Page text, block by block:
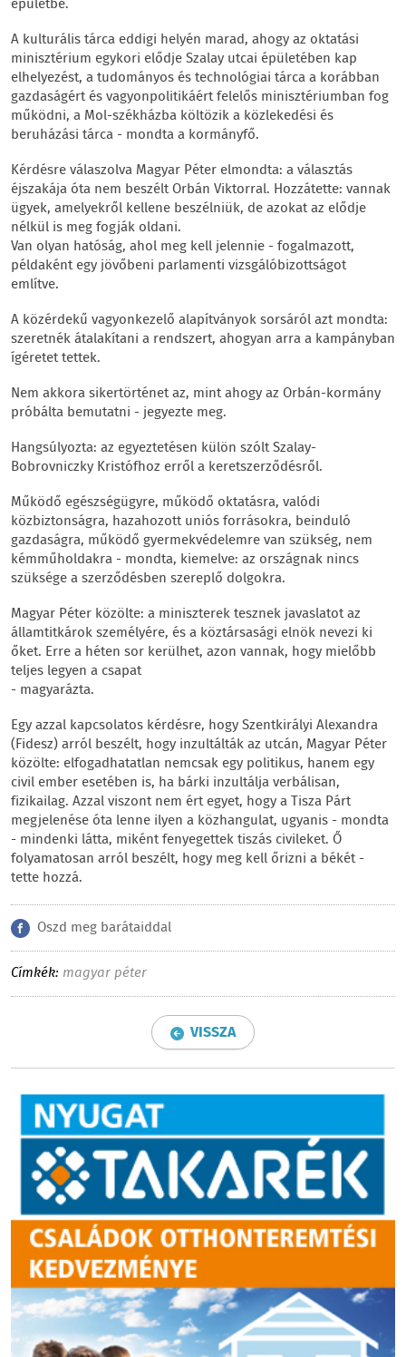
A kulturális tárca eddigi helyén marad, ahogy az oktatási
minisztérium egykori elődje Szalay utcai épületében kap
elhelyezést, a tudományos és technológiai tárca a korábban
gazdaságért és vagyonpolitikáért felelős minisztériumban fog
működni, a Mol-székházba költözik a közlekedési és
beruházási tárca - mondta a kormányfő.
Kérdésre válaszolva Magyar Péter elmondta: a választás
éjszakája óta nem beszélt Orbán Viktorral. Hozzátette: vannak
ügyek, amelyekről kellene beszélniük, de azokat az elődje
nélkül is meg fogják oldani.
Van olyan hatóság, ahol meg kell jelennie - fogalmazott,
példaként egy jövőbeni parlamenti vizsgálóbizottságot
említve.
A közérdekű vagyonkezelő alapítványok sorsáról azt mondta:
szeretnék átalakítani a rendszert, ahogyan arra a kampányban
ígéretet tettek.
Nem akkora sikertörténet az, mint ahogy az Orbán-kormány
próbálta bemutatni - jegyezte meg.
Hangsúlyozta: az egyeztetésen külön szólt Szalay-
Bobrovniczky Kristófhoz erről a keretszerződésről.
Működő egészségügyre, működő oktatásra, valódi
közbiztonságra, hazahozott uniós forrásokra, beinduló
gazdaságra, működő gyermekvédelemre van szükség, nem
kémműholdakra - mondta, kiemelve: az országnak nincs
szüksége a szerződésben szereplő dolgokra.
Magyar Péter közölte: a miniszterek tesznek javaslatot az
államtitkárok személyére, és a köztársasági elnök nevezi ki
őket. Erre a héten sor kerülhet, azon vannak, hogy mielőbb
teljes legyen a csapat
- magyarázta.
Egy azzal kapcsolatos kérdésre, hogy Szentkirályi Alexandra
(Fidesz) arról beszélt, hogy inzultálták az utcán, Magyar Péter
közölte: elfogadhatatlan nemcsak egy politikus, hanem egy
civil ember esetében is, ha bárki inzultálja verbálisan,
fizikailag. Azzal viszont nem ért egyet, hogy a Tisza Párt
megjelenése óta lenne ilyen a közhangulat, ugyanis - mondta
- mindenki látta, miként fenyegettek tiszás civileket. Ő
folyamatosan arról beszélt, hogy meg kell őrizni a békét -
tette hozzá.
Oszd meg barátaiddal
Címkék: magyar péter
VISSZA